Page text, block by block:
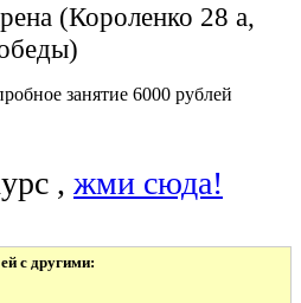
(Короленко 28 а,
занятие 6000 рублей
, жми сюда!
с другими: